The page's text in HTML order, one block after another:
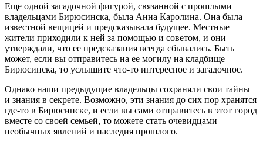
Еще одной загадочной фигурой, связанной с прошлыми
владельцами Бирюсинска, была Анна Каролина. Она была
известной вещицей и предсказывала будущее. Местные
жители приходили к ней за помощью и советом, и они
утверждали, что ее предсказания всегда сбывались. Быть
может, если вы отправитесь на ее могилу на кладбище
Бирюсинска, то услышите что-то интересное и загадочное.
Однако наши предыдущие владельцы сохраняли свои тайны
и знания в секрете. Возможно, эти знания до сих пор хранятся
где-то в Бирюсинске, и если вы сами отправитесь в этот город
вместе со своей семьей, то можете стать очевидцами
необычных явлений и наследия прошлого.